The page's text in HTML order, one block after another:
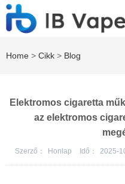
Home > Cikk > Blog
Elektromos cigaretta
az elektromos
Szerző： Honlap Idő： 2025-